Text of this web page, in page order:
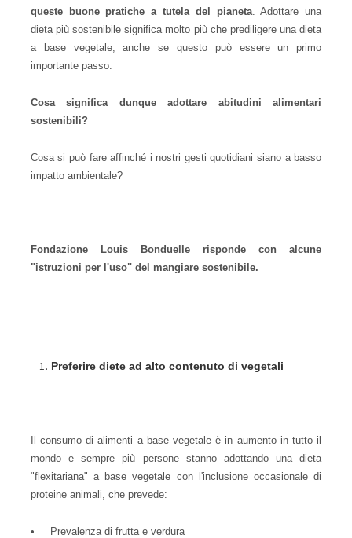
queste buone pratiche a tutela del pianeta. Adottare una
dieta più sostenibile significa molto più che prediligere una dieta
a base vegetale, anche se questo può essere un primo
importante passo.
Cosa significa dunque adottare abitudini alimentari
sostenibili?
Cosa si può fare affinché i nostri gesti quotidiani siano a basso
impatto ambientale?
Fondazione Louis Bonduelle risponde con alcune
"istruzioni per l'uso" del mangiare sostenibile.
Preferire diete ad alto contenuto di vegetali
Il consumo di alimenti a base vegetale è in aumento in tutto il
mondo e sempre più persone stanno adottando una dieta
"flexitariana" a base vegetale con l'inclusione occasionale di
proteine animali, che prevede:
• Prevalenza di frutta e verdura